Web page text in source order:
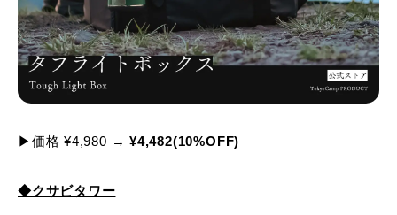
▶価格 ¥4,980 →¥4,482(10%OFF)
◆クサビタワー